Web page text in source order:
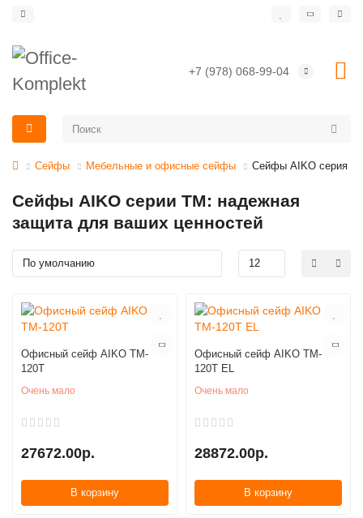
+7 (978) 068-99-04
Сейфы Мебельные и офисные сейфы Сейфы AIKO серия
Сейфы AIKO серии TM: надежная
защита для ваших ценностей
Офисный сейф AIKO TM-
120T
Очень мало
27672.00р.
В корзину
Офисный сейф AIKO TM-
120T EL
Очень мало
28872.00р.
В корзину